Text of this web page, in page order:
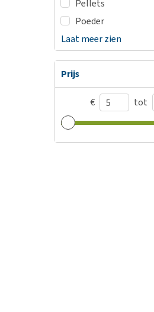
Pellets
Poeder
Laat meer zien
Prijs
€ tot